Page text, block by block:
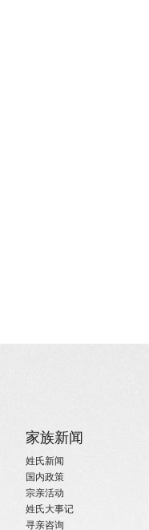
家族新闻
姓氏新闻
国内政策
宗亲活动
姓氏大事记
寻亲咨询